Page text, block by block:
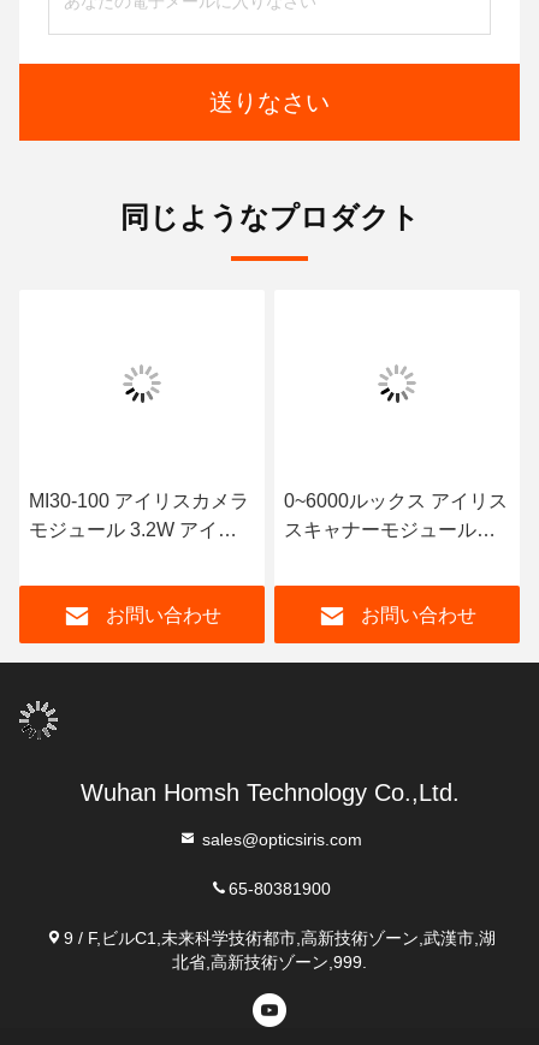
送りなさい
同じようなプロダクト
MI30-100 アイリスカメラ
モジュール 3.2W アイリ
画像帯
お問い合わせ
0~6000ルックス アイリス
スキャナーモジュール
お問い合わせ
Wuhan Homsh Technology Co.,Ltd.
sales@opticsiris.com
65-80381900
9 / F,ビルC1,未来科学技術都市,高新技術ゾーン,武漢市,湖
北省,高新技術ゾーン,999.